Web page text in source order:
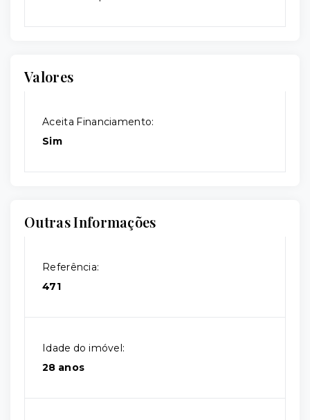
Valores
Aceita Financiamento:
Sim
Outras Informações
Referência:
471
Idade do imóvel:
28 anos